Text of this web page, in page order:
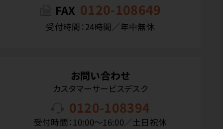
FAX 0120-108649
受付時間：24時間／年中無休
お問い合わせ
カスタマーサービスデスク
0120-108394
受付時間：10:00〜16:00／土日祝休